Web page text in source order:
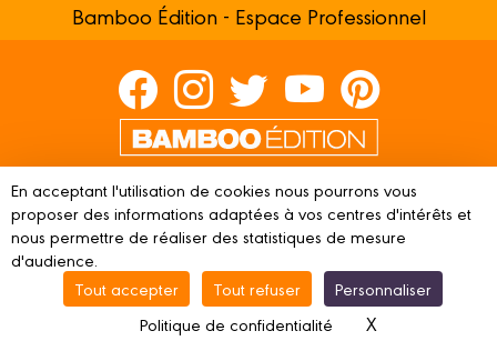
Bamboo Édition - Espace Professionnel
Contactez-nous
Devenir partenaire
© 2023 BAMBOO ÉDITION Mentions légales
Conditions
d’utilisation
Vie privée Gestion des cookies
En acceptant l'utilisation de cookies nous pourrons vous
proposer des informations adaptées à vos centres d'intérêts et
nous permettre de réaliser des statistiques de mesure
d'audience.
Tout accepter
Tout refuser
Personnaliser
Politique de confidentialité
X